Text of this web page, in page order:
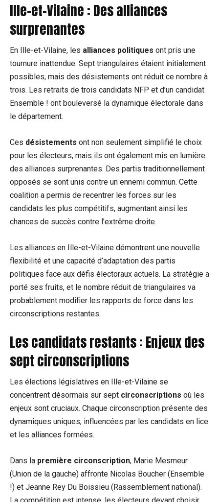
Ille-et-Vilaine : Des alliances
surprenantes
En Ille-et-Vilaine, les alliances politiques ont pris une
tournure inattendue. Sept triangulaires étaient initialement
possibles, mais des désistements ont réduit ce nombre à
trois. Les retraits de trois candidats NFP et d’un candidat
Ensemble ! ont bouleversé la dynamique électorale dans
le département.
Ces désistements ont non seulement simplifié le choix
pour les électeurs, mais ils ont également mis en lumière
des alliances surprenantes. Des partis traditionnellement
opposés se sont unis contre un ennemi commun. Cette
coalition a permis de recentrer les forces sur les
candidats les plus compétitifs, augmentant ainsi les
chances de succès contre l’extrême droite.
Les alliances en Ille-et-Vilaine démontrent une nouvelle
flexibilité et une capacité d’adaptation des partis
politiques face aux défis électoraux actuels. La stratégie a
porté ses fruits, et le nombre réduit de triangulaires va
probablement modifier les rapports de force dans les
circonscriptions restantes.
Les candidats restants : Enjeux des
sept circonscriptions
Les élections législatives en Ille-et-Vilaine se
concentrent désormais sur sept circonscriptions où les
enjeux sont cruciaux. Chaque circonscription présente des
dynamiques uniques, influencées par les candidats en lice
et les alliances formées.
Dans la première circonscription, Marie Mesmeur
(Union de la gauche) affronte Nicolas Boucher (Ensemble
!) et Jeanne Rey Du Boissieu (Rassemblement national).